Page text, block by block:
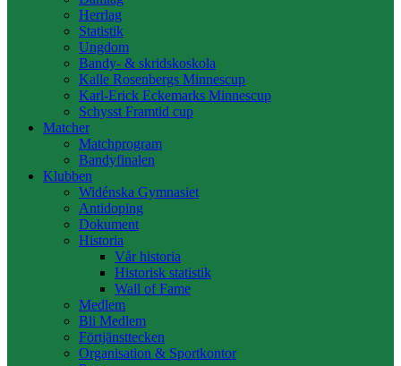
Herrlag
Statistik
Ungdom
Bandy- & skridskoskola
Kalle Rosenbergs Minnescup
Karl-Erick Eckemarks Minnescup
Schysst Framtid cup
Matcher
Matchprogram
Bandyfinalen
Klubben
Widénska Gymnasiet
Antidoping
Dokument
Historia
Vår historia
Historisk statistik
Wall of Fame
Medlem
Bli Medlem
Förtjänsttecken
Organisation & Sportkontor